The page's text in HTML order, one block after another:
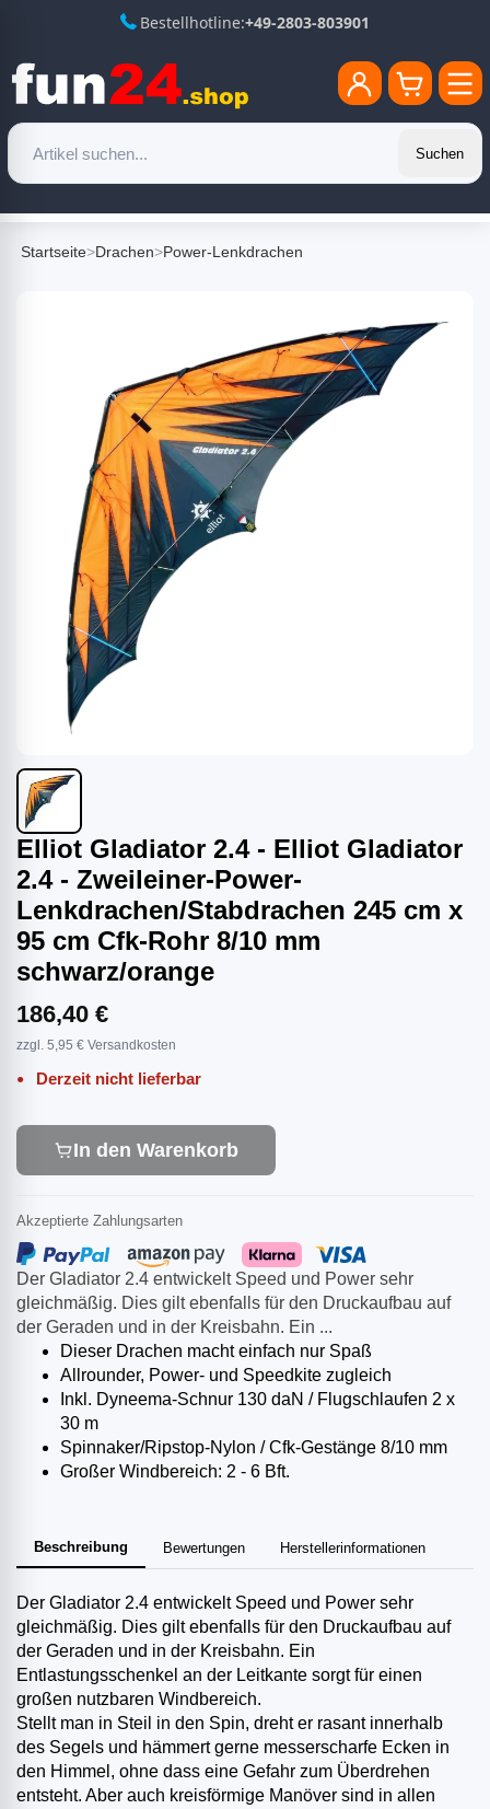
Bestellhotline:+49-2803-803901
Suchen
Startseite>Drachen>Power-Lenkdrachen
Elliot Gladiator 2.4 - Elliot Gladiator
2.4 - Zweileiner-Power-
Lenkdrachen/Stabdrachen 245 cm x
95 cm Cfk-Rohr 8/10 mm
schwarz/orange
Der Gladiator 2.4 entwickelt Speed und Power sehr
gleichmäßig. Dies gilt ebenfalls für den Druckaufbau auf
der Geraden und in der Kreisbahn. Ein ...
Dieser Drachen macht einfach nur Spaß
Allrounder, Power- und Speedkite zugleich
Inkl. Dyneema-Schnur 130 daN / Flugschlaufen 2 x
30 m
Spinnaker/Ripstop-Nylon / Cfk-Gestänge 8/10 mm
Großer Windbereich: 2 - 6 Bft.
Beschreibung Bewertungen Herstellerinformationen
Der Gladiator 2.4 entwickelt Speed und Power sehr
gleichmäßig. Dies gilt ebenfalls für den Druckaufbau auf
der Geraden und in der Kreisbahn. Ein
Entlastungsschenkel an der Leitkante sorgt für einen
großen nutzbaren Windbereich.
Stellt man in Steil in den Spin, dreht er rasant innerhalb
des Segels und hämmert gerne messerscharfe Ecken in
den Himmel, ohne dass eine Gefahr zum Überdrehen
entsteht. Aber auch kreisförmige Manöver sind in allen
186,40 €
zzgl. 5,95 € Versandkosten
Derzeit nicht lieferbar
In den Warenkorb
Akzeptierte Zahlungsarten